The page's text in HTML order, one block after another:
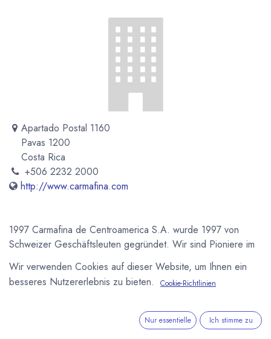
Apartado Postal 1160
Pavas 1200
Costa Rica
+506 2232 2000
http://www.carmafina.com
1997 Carmafina de Centroamerica S.A. wurde 1997 von
Schweizer Geschäftsleuten gegründet. Wir sind Pioniere im
Import von Gourmet Produkten aus der Schweiz und
Deutschland. Unsere Kunden sind, Hotels, Restaurante,
Bäckereien, Cafes und Supermärkte.
Wir verwenden Cookies auf dieser Website, um Ihnen ein
besseres Nutzererlebnis zu bieten.
Cookie-Richtlinien
Nur essentielle Ich stimme zu